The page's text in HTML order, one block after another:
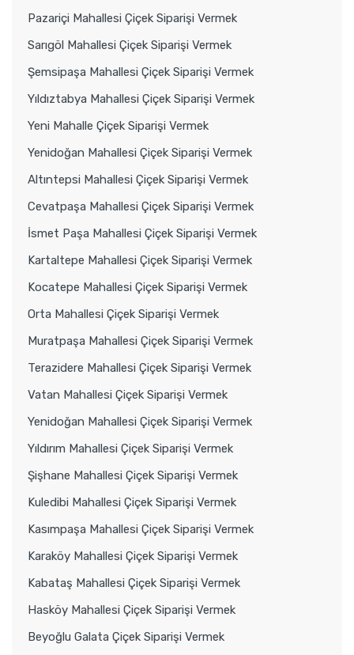
Pazariçi Mahallesi Çiçek Siparişi Vermek
Sarıgöl Mahallesi Çiçek Siparişi Vermek
Şemsipaşa Mahallesi Çiçek Siparişi Vermek
Yıldıztabya Mahallesi Çiçek Siparişi Vermek
Yeni Mahalle Çiçek Siparişi Vermek
Yenidoğan Mahallesi Çiçek Siparişi Vermek
Altıntepsi Mahallesi Çiçek Siparişi Vermek
Cevatpaşa Mahallesi Çiçek Siparişi Vermek
İsmet Paşa Mahallesi Çiçek Siparişi Vermek
Kartaltepe Mahallesi Çiçek Siparişi Vermek
Kocatepe Mahallesi Çiçek Siparişi Vermek
Orta Mahallesi Çiçek Siparişi Vermek
Muratpaşa Mahallesi Çiçek Siparişi Vermek
Terazidere Mahallesi Çiçek Siparişi Vermek
Vatan Mahallesi Çiçek Siparişi Vermek
Yenidoğan Mahallesi Çiçek Siparişi Vermek
Yıldırım Mahallesi Çiçek Siparişi Vermek
Şişhane Mahallesi Çiçek Siparişi Vermek
Kuledibi Mahallesi Çiçek Siparişi Vermek
Kasımpaşa Mahallesi Çiçek Siparişi Vermek
Karaköy Mahallesi Çiçek Siparişi Vermek
Kabataş Mahallesi Çiçek Siparişi Vermek
Hasköy Mahallesi Çiçek Siparişi Vermek
Beyoğlu Galata Çiçek Siparişi Vermek